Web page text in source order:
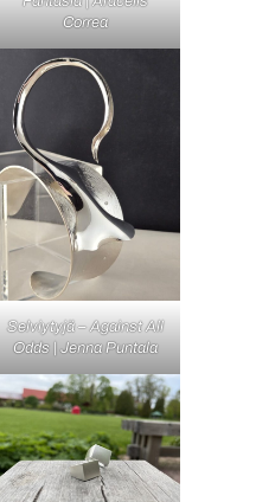
Correa
Selviytyjä – Against All
Odds | Jenna Puntala